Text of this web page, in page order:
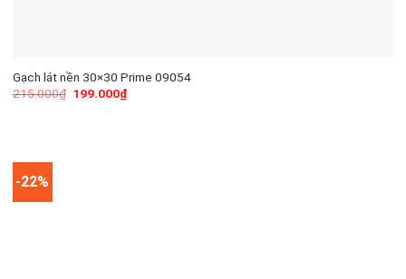
Gạch lát nền 30×30 Prime 09054
215.000₫ 199.000₫
-22%